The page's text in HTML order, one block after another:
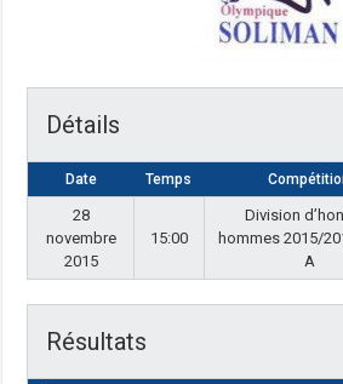
Détails
Date Temps
28
novembre
2015
15:00
Division
hommes 2015/
A
Résultats